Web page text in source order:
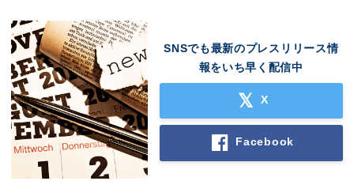
SNSでも最新のプレスリリース情
報をいち早く配信中
X
Facebook